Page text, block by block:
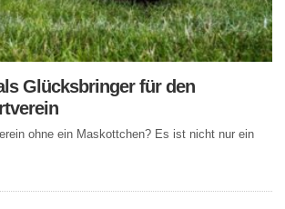
Glücksbringer für den
ohne ein Maskottchen? Es ist nicht nur ein